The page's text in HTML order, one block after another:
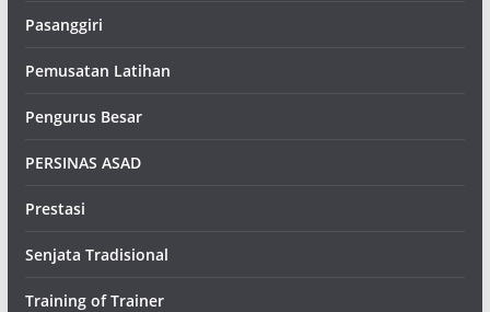
Pasanggiri
Pemusatan Latihan
Pengurus Besar
PERSINAS ASAD
Prestasi
Senjata Tradisional
Training of Trainer